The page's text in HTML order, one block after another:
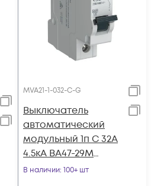
MVA21-1-032-C-G
Выключатель
автоматический
модульный 1п C 32А
4.5кА ВА47-29М
GENERICA MVA21-1-
В наличии: 100+ шт